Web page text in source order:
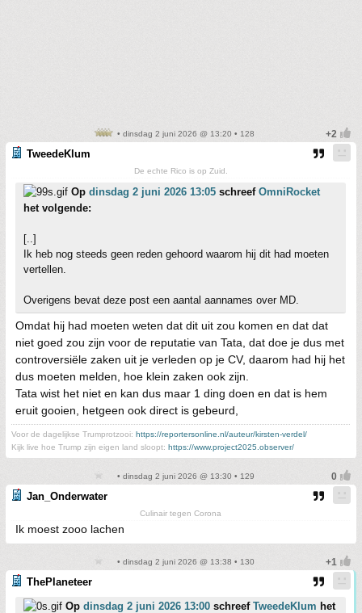
• dinsdag 2 juni 2026 @ 13:20 • 128
TweedeKlum
De echte Rico is op Zuid.
Op dinsdag 2 juni 2026 13:05 schreef OmniRocket
het volgende:
[..]
Ik heb nog steeds geen reden gehoord waarom hij dit had moeten
vertellen.
Overigens bevat deze post een aantal aannames over MD.
Omdat hij had moeten weten dat dit uit zou komen en dat dat
niet goed zou zijn voor de reputatie van Tata, dat doe je dus met
controversiële zaken uit je verleden op je CV, daarom had hij het
dus moeten melden, hoe klein zaken ook zijn.
Tata wist het niet en kan dus maar 1 ding doen en dat is hem
eruit gooien, hetgeen ook direct is gebeurd,
Voor de dagelijkse Trumprotzooi: https://reportersonline.nl/auteur/kirsten-verdel/
Kijk live hoe Trump zijn eigen land sloopt: https://www.project2025.observer/
• dinsdag 2 juni 2026 @ 13:30 • 129
Jan_Onderwater
Culinair tegen Corona
Ik moest zooo lachen
• dinsdag 2 juni 2026 @ 13:38 • 130
ThePlaneteer
Op dinsdag 2 juni 2026 13:00 schreef TweedeKlum het